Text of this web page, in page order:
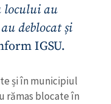
locului au
deblocat și
IGSU.
și în municipiul
rămas blocate în